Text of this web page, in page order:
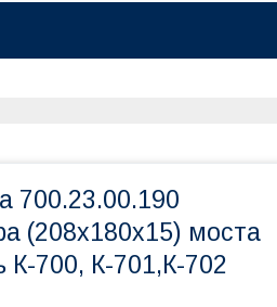
700.23.00.190
(208x180x15) моста
К-700, К-701,К-702